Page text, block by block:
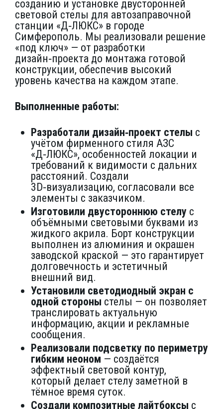
созданию и установке двусторонней
световой стелы для автозаправочной
станции «Д‑ЛЮКС» в городе
Симферополь. Мы реализовали решение
«под ключ» — от разработки
дизайн‑проекта до монтажа готовой
конструкции, обеспечив высокий
уровень качества на каждом этапе.
Выполненные работы:
Разработали дизайн‑проект стелы с
учётом фирменного стиля АЗС
«Д‑ЛЮКС», особенностей локации и
требований к видимости с дальних
расстояний. Создали
3D‑визуализацию, согласовали все
элементы с заказчиком.
Изготовили двустороннюю стелу с
объёмными световыми буквами из
жидкого акрила. Борт конструкции
выполнен из алюминия и окрашен
заводской краской — это гарантирует
долговечность и эстетичный
внешний вид.
Установили светодиодный экран с
одной стороны стелы — он позволяет
транслировать актуальную
информацию, акции и рекламные
сообщения.
Реализовали подсветку по периметру
гибким неоном — создаётся
эффектный световой контур,
который делает стелу заметной в
тёмное время суток.
Создали композитные лайтбоксы с